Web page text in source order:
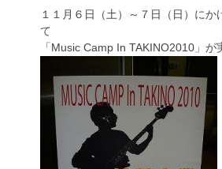
１１月６日（土）～７日（日）にか
て
「Music Camp In TAKINO2010」が